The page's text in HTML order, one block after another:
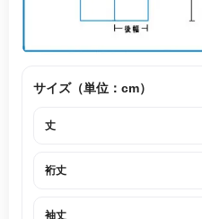
サイズ（単位：cm）
丈
裄丈
袖丈